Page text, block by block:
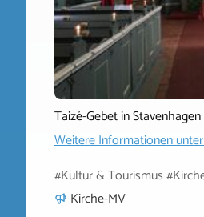
Taizé-Gebet in
Weitere Informationen
#Kultur & Tourismus
Kirche-MV